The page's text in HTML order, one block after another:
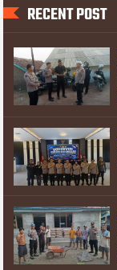
RECENT POST